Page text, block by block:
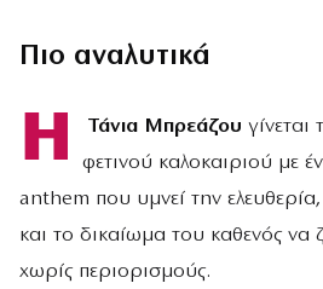
Πιο αναλυτικά
Η Τάνια Μπρεάζου γίνεται
φετινού καλοκαιριού με
anthem που υμνεί την ελευθερία,
και το δικαίωμα του καθενός να
χωρίς περιορισμούς.